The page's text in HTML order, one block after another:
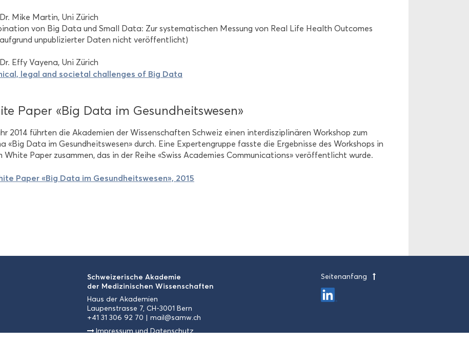
Mike Mar­tin, Uni Zü­rich
von Big Data und Small Data: Zur sys­te­ma­ti­schen Mes­sung von Real Life Health Out­co­mes
un­pu­bli­zier­ter Daten nicht ver­öf­fent­licht)
Effy Vaye­na, Uni Zü­rich
legal and so­cie­tal chal­lenges of Big Data
Paper «Big Data im Ge­sund­heits­we­sen»
2014 führ­ten die Aka­de­mien der Wis­sen­schaf­ten Schweiz einen in­ter­dis­zi­pli­nä­ren Work­shop zum
«Big Data im Ge­sund­heits­we­sen» durch. Eine Ex­per­ten­grup­pe fass­te die Er­geb­nis­se des Work­shops in
White Paper zu­sam­men, das in der Reihe «Swiss Aca­de­mies Com­mu­ni­ca­ti­ons» ver­öf­fent­licht wurde.
Paper «Big Data im Ge­sund­heits­we­sen», 2015
Schwei­ze­ri­sche Aka­de­mie
der Me­di­zi­ni­schen Wis­sen­schaf­ten
Haus der Aka­de­mien
Lau­pen­stras­se 7, CH-3001 Bern
+41 31 306 92 70
mail@samw.ch
Im­pres­sum und Da­ten­schutz
Sei­ten­an­fang